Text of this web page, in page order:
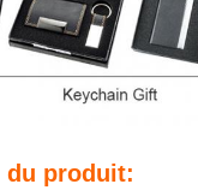
du produit: